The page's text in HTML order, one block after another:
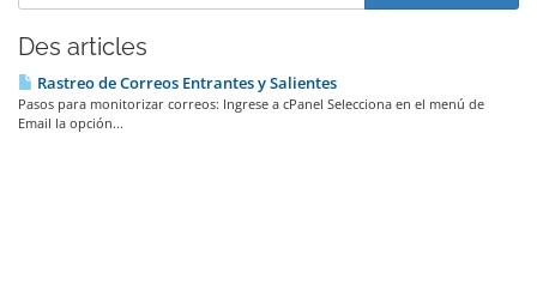
Des articles
Rastreo de Correos Entrantes y Salientes
Pasos para monitorizar correos: Ingrese a cPanel Selecciona en el menú de
Email la opción...